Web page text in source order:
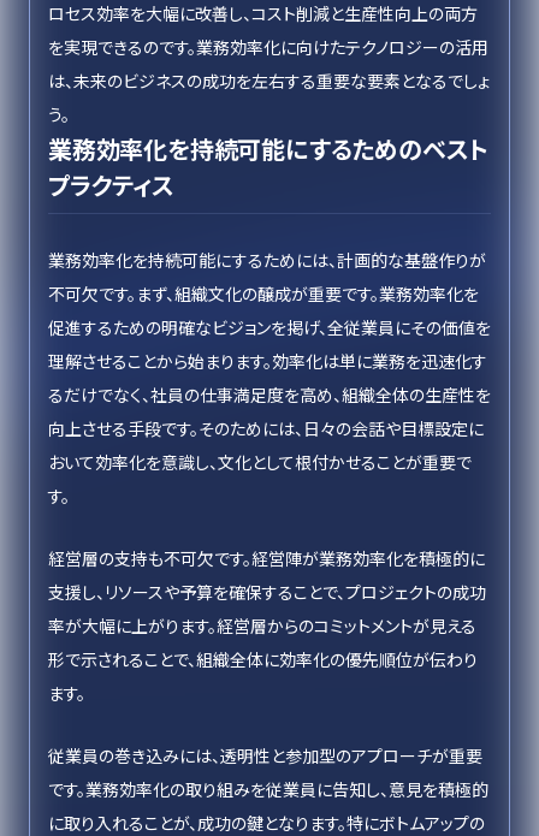
ロセス効率を大幅に改善し、コスト削減と生産性向上の両方
を実現できるのです。業務効率化に向けたテクノロジーの活用
は、未来のビジネスの成功を左右する重要な要素となるでしょ
う。
業務効率化を持続可能にするためのベスト
プラクティス
業務効率化を持続可能にするためには、計画的な基盤作りが
不可欠です。まず、組織文化の醸成が重要です。業務効率化を
促進するための明確なビジョンを掲げ、全従業員にその価値を
理解させることから始まります。効率化は単に業務を迅速化す
るだけでなく、社員の仕事満足度を高め、組織全体の生産性を
向上させる手段です。そのためには、日々の会話や目標設定に
おいて効率化を意識し、文化として根付かせることが重要で
す。
経営層の支持も不可欠です。経営陣が業務効率化を積極的に
支援し、リソースや予算を確保することで、プロジェクトの成功
率が大幅に上がります。経営層からのコミットメントが見える
形で示されることで、組織全体に効率化の優先順位が伝わり
ます。
従業員の巻き込みには、透明性と参加型のアプローチが重要
です。業務効率化の取り組みを従業員に告知し、意見を積極的
に取り入れることが、成功の鍵となります。特にボトムアップの